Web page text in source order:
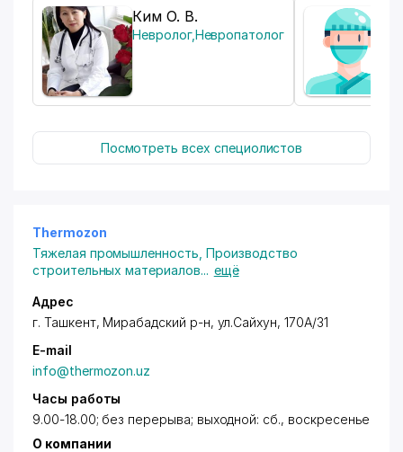
Ким О. В.
Невролог,Невропатолог
Посмотреть всех специолистов
Thermozon
Тяжелая промышленность Производство
строительных материалов... ещё
Адрес
г. Ташкент, Мирабадский р-н, ул.Сайхун, 170А/31
E-mail
info@thermozon.uz
Часы работы
9.00-18.00; без перерыва; выходной: сб., воскресенье
О компании